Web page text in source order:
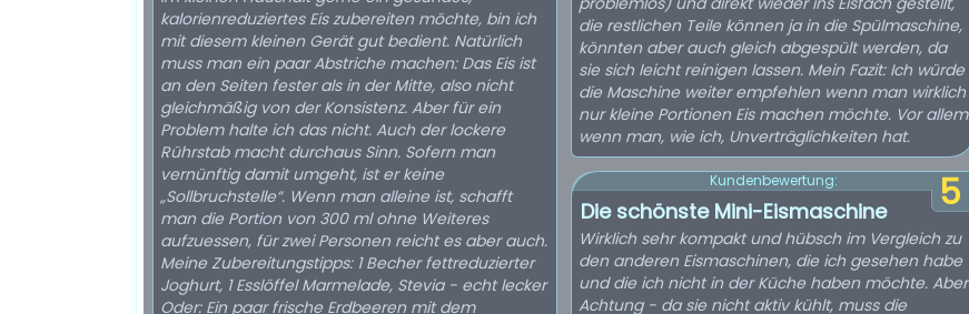
kalorienreduziertes Eis zubereiten möchte, bin ich
mit diesem kleinen Gerät gut bedient. Natürlich
muss man ein paar Abstriche machen: Das Eis ist
an den Seiten fester als in der Mitte, also nicht
gleichmäßig von der Konsistenz. Aber für ein
Problem halte ich das nicht. Auch der lockere
Rührstab macht durchaus Sinn. Sofern man
vernünftig damit umgeht, ist er keine
„Sollbruchstelle“. Wenn man alleine ist, schafft
man die Portion von 300 ml ohne Weiteres
aufzuessen, für zwei Personen reicht es aber auch.
Meine Zubereitungstipps: 1 Becher fettreduzierter
Joghurt, 1 Esslöffel Marmelade, Stevia - echt lecker
Oder: Ein paar frische Erdbeeren mit dem
die restlichen Teile können ja in die Spülmaschine,
könnten aber auch gleich abgespült werden, da
sie sich leicht reinigen lassen. Mein Fazit: Ich würde
die Maschine weiter empfehlen wenn man wirklich
nur kleine Portionen Eis machen möchte. Vor allem
wenn man, wie ich, Unverträglichkeiten hat.
5
Kundenbewertung:
Die schönste Mini-Eismaschine
Wirklich sehr kompakt und hübsch im Vergleich zu
den anderen Eismaschinen, die ich gesehen habe
und die ich nicht in der Küche haben möchte. Aber
Achtung - da sie nicht aktiv kühlt, muss die